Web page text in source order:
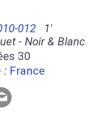
012
1'
- Noir & Blanc
30
: France